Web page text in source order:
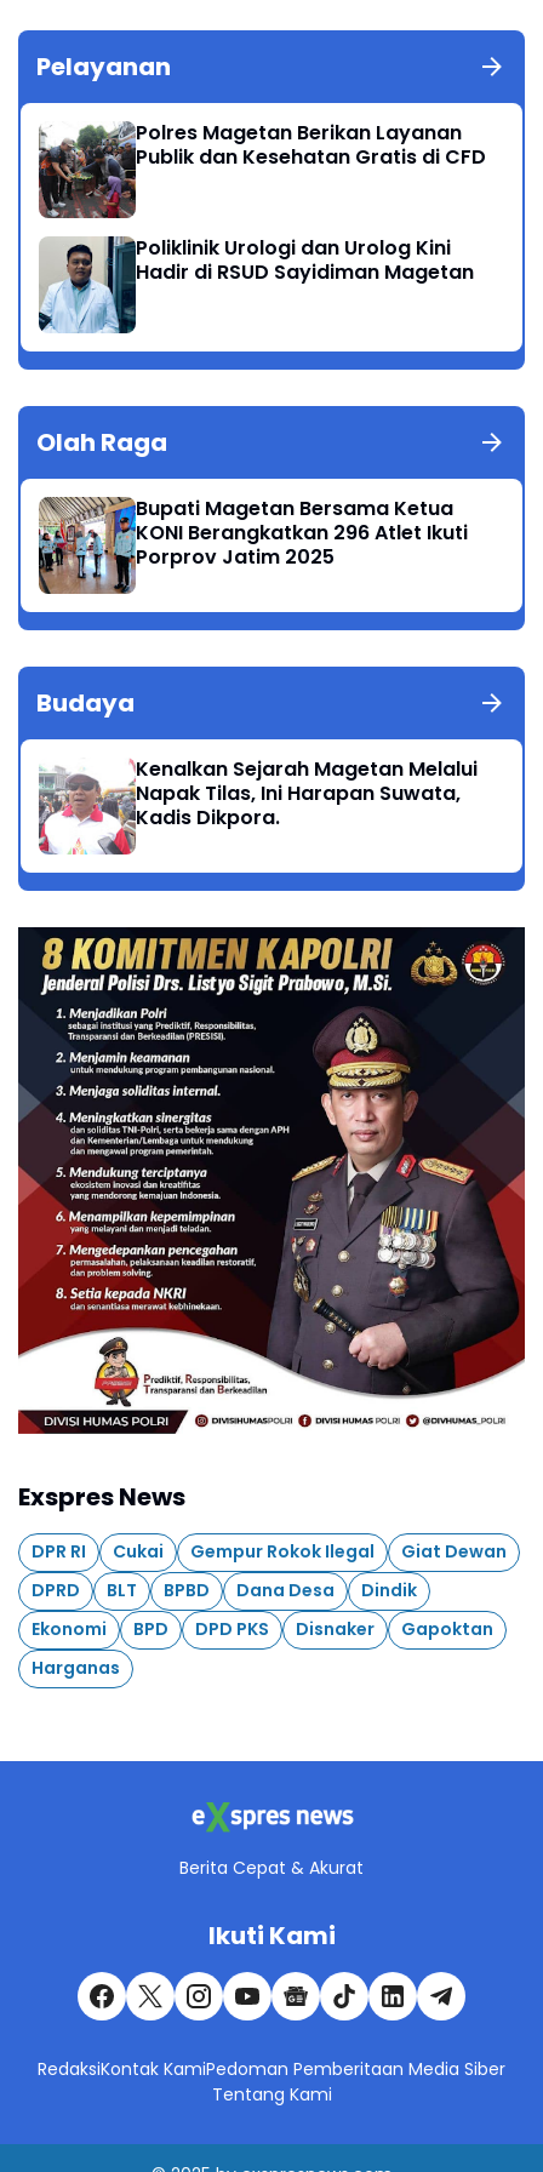
Pelayanan
Polres Magetan Berikan Layanan
Publik dan Kesehatan Gratis di CFD
Poliklinik Urologi dan Urolog Kini
Hadir di RSUD Sayidiman Magetan
Olah Raga
Bupati Magetan Bersama Ketua
KONI Berangkatkan 296 Atlet Ikuti
Porprov Jatim 2025
Budaya
Kenalkan Sejarah Magetan Melalui
Napak Tilas, Ini Harapan Suwata,
Kadis Dikpora.
Exspres News
DPR RI Cukai Gempur Rokok Ilegal
Giat Dewan
DPRD
BLT BPBD Dana Desa
Dindik
Ekonomi
BPD DPD PKS Disnaker
Gapoktan
Harganas
Berita Cepat & Akurat
Ikuti Kami
RedaksiKontak KamiPedoman Pemberitaan Media Siber
Tentang Kami